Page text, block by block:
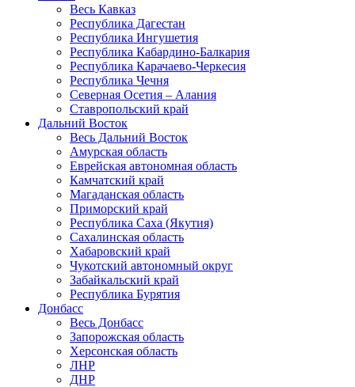
Весь Кавказ
Республика Дагестан
Республика Ингушетия
Республика Кабардино-Балкария
Республика Карачаево-Черкесия
Республика Чечня
Северная Осетия – Алания
Ставропольский край
Дальний Восток
Весь Дальний Восток
Амурская область
Еврейская автономная область
Камчатский край
Магаданская область
Приморский край
Республика Саха (Якутия)
Сахалинская область
Хабаровский край
Чукотский автономный округ
Забайкальский край
Республика Бурятия
Донбасс
Весь Донбасс
Запорожская область
Херсонская область
ЛНР
ДНР